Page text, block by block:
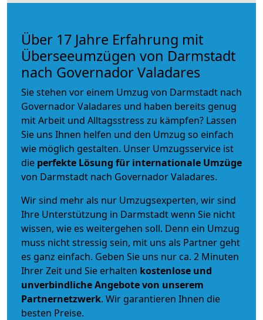
Über 17 Jahre Erfahrung mit
Überseeumzügen von Darmstadt
nach Governador Valadares
Sie stehen vor einem Umzug von Darmstadt nach
Governador Valadares und haben bereits genug
mit Arbeit und Alltagsstress zu kämpfen? Lassen
Sie uns Ihnen helfen und den Umzug so einfach
wie möglich gestalten. Unser Umzugsservice ist
die perfekte Lösung für internationale Umzüge
von Darmstadt nach Governador Valadares.
Wir sind mehr als nur Umzugsexperten, wir sind
Ihre Unterstützung in Darmstadt wenn Sie nicht
wissen, wie es weitergehen soll. Denn ein Umzug
muss nicht stressig sein, mit uns als Partner geht
es ganz einfach. Geben Sie uns nur ca. 2 Minuten
Ihrer Zeit und Sie erhalten kostenlose und
unverbindlicheAngebote von unserem
Partnernetzwerk. Wir garantieren Ihnen die
besten Preise.